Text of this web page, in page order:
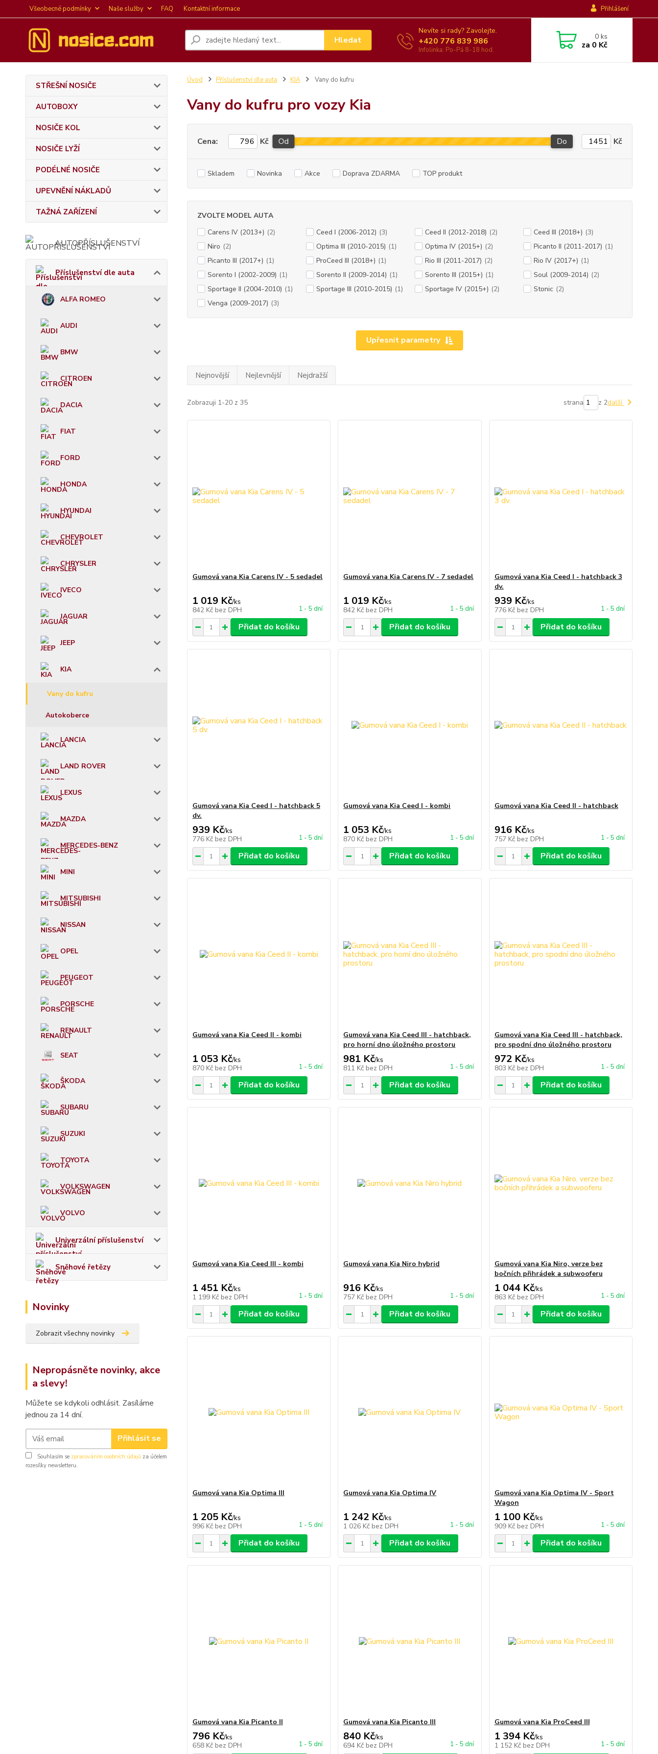
Všeobecné podmínky Naše služby FAQ Kontaktní informace Přihlášení
Hledat
Nevíte si rady? Zavolejte.
+420 776 839 986
Infolinka: Po-Pá 8-18 hod.
0ks
za 0 Kč
STŘEŠNÍ NOSIČE
AUTOBOXY
NOSIČE KOL
NOSIČE LYŽÍ
PODÉLNÉ NOSIČE
UPEVNĚNÍ NÁKLADŮ
TAŽNÁ ZAŘÍZENÍ
AUTOPŘÍSLUŠENSTVÍ
Příslušenství dle auta
ALFA ROMEO
AUDI
BMW
CITROEN
DACIA
FIAT
FORD
HONDA
HYUNDAI
CHEVROLET
CHRYSLER
IVECO
JAGUAR
JEEP
KIA
Vany do kufru
Autokoberce
LANCIA
LAND ROVER
LEXUS
MAZDA
MERCEDES-BENZ
MINI
MITSUBISHI
NISSAN
OPEL
PEUGEOT
PORSCHE
RENAULT
SEAT
ŠKODA
SUBARU
SUZUKI
TOYOTA
VOLKSWAGEN
VOLVO
Univerzální příslušenství
Sněhové řetězy
Novinky
Zobrazit všechny novinky
Nepropásněte novinky, akce
a slevy!
Můžete se kdykoli odhlásit. Zasíláme
jednou za 14 dní.
Přihlásit se
Souhlasím se zpracováním osobních údajů za účelem
rozesílky newsletteru.
Úvod Příslušenství dle auta KIA Vany do kufru
Vany do kufru pro vozy Kia
Upřesnit parametry
Cena: Kč Od Do Kč
Skladem Novinka Akce Doprava ZDARMA TOP produkt
ZVOLTE MODEL AUTA
Carens IV (2013+) (2) Ceed I (2006-2012) (3) Ceed II (2012-2018) (2) Ceed III (2018+) (3)
Niro (2) Optima III (2010-2015) (1) Optima IV (2015+) (2) Picanto II (2011-2017) (1)
Picanto III (2017+) (1) ProCeed III (2018+) (1) Rio III (2011-2017) (2) Rio IV (2017+) (1)
Sorento I (2002-2009) (1) Sorento II (2009-2014) (1) Sorento III (2015+) (1) Soul (2009-2014) (2)
Sportage II (2004-2010) (1) Sportage III (2010-2015) (1) Sportage IV (2015+) (2) Stonic (2)
Venga (2009-2017) (3)
Nejnovější Nejlevnější Nejdražší
Zobrazuji 1-20 z 35 strana z 2další
Gumová vana Kia Carens IV - 5 sedadel
1 019 Kč/ks
842 Kč bez DPH 1 - 5 dní
Přidat do košíku
Gumová vana Kia Carens IV - 7 sedadel
1 019 Kč/ks
842 Kč bez DPH 1 - 5 dní
Přidat do košíku
Gumová vana Kia Ceed I - hatchback 3
dv.
939 Kč/ks
776 Kč bez DPH 1 - 5 dní
Přidat do košíku
Gumová vana Kia Ceed I - hatchback 5
dv.
939 Kč/ks
776 Kč bez DPH 1 - 5 dní
Přidat do košíku
Gumová vana Kia Ceed I - kombi
1 053 Kč/ks
870 Kč bez DPH 1 - 5 dní
Přidat do košíku
Gumová vana Kia Ceed II - hatchback
916 Kč/ks
757 Kč bez DPH 1 - 5 dní
Přidat do košíku
Gumová vana Kia Ceed II - kombi
1 053 Kč/ks
870 Kč bez DPH 1 - 5 dní
Přidat do košíku
Gumová vana Kia Ceed III - hatchback,
pro horní dno úložného prostoru
981 Kč/ks
811 Kč bez DPH 1 - 5 dní
Přidat do košíku
Gumová vana Kia Ceed III - hatchback,
pro spodní dno úložného prostoru
972 Kč/ks
803 Kč bez DPH 1 - 5 dní
Přidat do košíku
Gumová vana Kia Ceed III - kombi
1 451 Kč/ks
1 199 Kč bez DPH 1 - 5 dní
Přidat do košíku
Gumová vana Kia Niro hybrid
916 Kč/ks
757 Kč bez DPH 1 - 5 dní
Přidat do košíku
Gumová vana Kia Niro, verze bez
bočních přihrádek a subwooferu
1 044 Kč/ks
863 Kč bez DPH 1 - 5 dní
Přidat do košíku
Gumová vana Kia Optima III
1 205 Kč/ks
996 Kč bez DPH 1 - 5 dní
Přidat do košíku
Gumová vana Kia Optima IV
1 242 Kč/ks
1 026 Kč bez DPH 1 - 5 dní
Přidat do košíku
Gumová vana Kia Optima IV - Sport
Wagon
1 100 Kč/ks
909 Kč bez DPH 1 - 5 dní
Přidat do košíku
Gumová vana Kia Picanto II
796 Kč/ks
658 Kč bez DPH 1 - 5 dní
Gumová vana Kia Picanto III
840 Kč/ks
694 Kč bez DPH 1 - 5 dní
Gumová vana Kia ProCeed III
1 394 Kč/ks
1 152 Kč bez DPH 1 - 5 dní